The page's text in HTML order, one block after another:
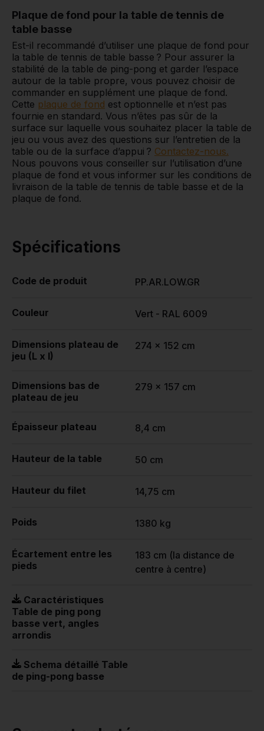
Plaque de fond pour la table de tennis de
table basse
Est-il recommandé d’utiliser une plaque de fond pour
la table de tennis de table basse ? Pour assurer la
stabilité de la table de ping-pong et garder l’espace
autour de la table propre, vous pouvez choisir de
commander en supplément une plaque de fond.
Cette plaque de fond est optionnelle et n’est pas
fournie en standard. Vous n’êtes pas sûr de la
surface sur laquelle vous souhaitez placer la table de
jeu ou vous avez des questions sur l’entretien de la
table ou de la surface d’appui ? Contactez-nous.
Nous pouvons vous conseiller sur l’utilisation d’une
plaque de fond et vous informer sur les conditions de
livraison de la table de tennis de table basse et de la
plaque de fond.
Spécifications
Code de produit PP.AR.LOW.GR
Couleur Vert - RAL 6009
Dimensions plateau de
jeu (L x l)
274 x 152 cm
Dimensions bas de
plateau de jeu
279 x 157 cm
Épaisseur plateau 8,4 cm
Hauteur de la table 50 cm
Hauteur du filet 14,75 cm
Poids 1380 kg
Écartement entre les
pieds
183 cm (la distance de
centre à centre)
Caractéristiques
Table de ping pong
basse vert, angles
arrondis
Schema détaillé Table
de ping-pong basse